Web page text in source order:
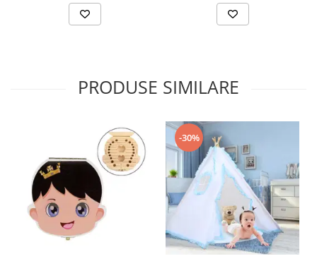
PRODUSE SIMILARE
-30%